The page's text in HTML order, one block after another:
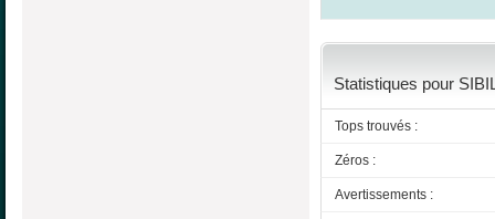
Statistiques pour
Tops trouvés :
Zéros :
Avertissements :